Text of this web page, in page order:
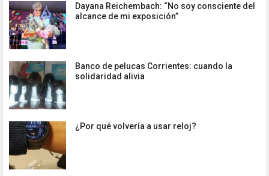
Dayana Reichembach: “No soy consciente del
alcance de mi exposición”
Banco de pelucas Corrientes: cuando la
solidaridad alivia
¿Por qué volvería a usar reloj?